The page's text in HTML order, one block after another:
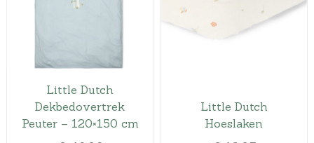
Little Dutch
Dekbedovertrek
Peuter – 120×150 cm
Little Dutch
Hoeslaken